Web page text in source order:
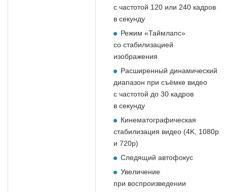
с частотой 120 или 240 кадров
в секунду
Режим «Таймлапс»
со стабилизацией
изображения
Расширенный динамический
диапазон при съёмке видео
с частотой до 30 кадров
в секунду
Кинематографическая
стабилизация видео (4K, 1080p
и 720p)
Следящий автофокус
Увеличение
при воспроизведении